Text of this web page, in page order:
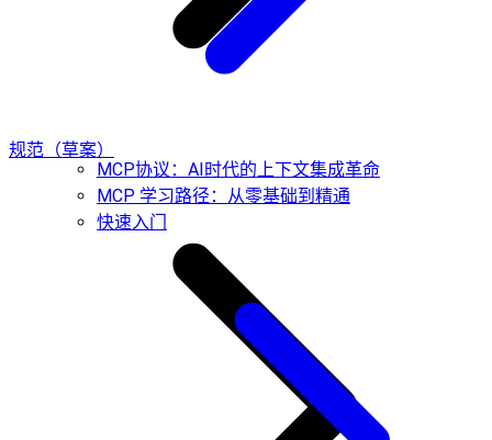
MCP协议：AI时代的上下文集成革命
MCP 学习路径：从零基础到精通
快速入门
规范（草案）